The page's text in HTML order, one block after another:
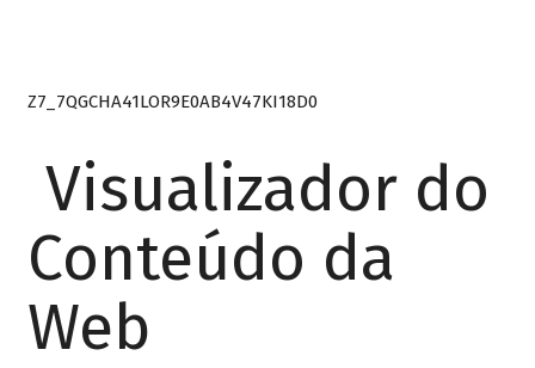
Z7_7QGCHA41LOR9E0AB4V47KI18D0
Visualizador do
Conteúdo da
Web